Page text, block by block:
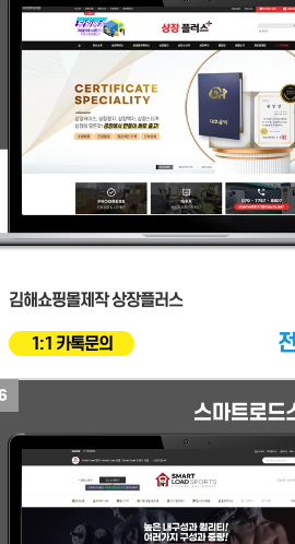
김해쇼핑몰제작 상장플러스
1:1 카톡문의